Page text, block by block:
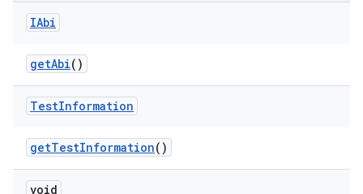
IAbi
getAbi()
TestInformation
getTestInformation()
void